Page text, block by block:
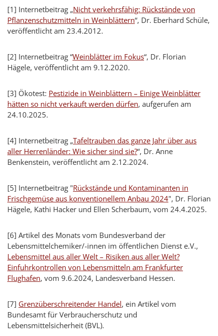
[1] Internetbeitrag „Nicht verkehrsfähig: Rückstände von
Pflanzenschutzmitteln in Weinblättern“, Dr. Eberhard Schüle,
veröffentlicht am 23.4.2012.
[2] Internetbeitrag “Weinblätter im Fokus“, Dr. Florian
Hägele, veröffentlicht am 9.12.2020.
[3] Ökotest: Pestizide in Weinblättern – Einige Weinblätter
hätten so nicht verkauft werden dürfen, aufgerufen am
24.10.2025.
[4] Internetbeitrag „Tafeltrauben das ganze Jahr über aus
aller Herrenländer: Wie sicher sind sie?“, Dr. Anne
Benkenstein, veröffentlicht am 2.12.2024.
[5] Internetbeitrag "Rückstände und Kontaminanten in
Frischgemüse aus konventionellem Anbau 2024", Dr. Florian
Hägele, Kathi Hacker und Ellen Scherbaum, vom 24.4.2025.
[6] Artikel des Monats vom Bundesverband der
Lebensmittelchemiker/-innen im öffentlichen Dienst e.V.,
Lebensmittel aus aller Welt – Risiken aus aller Welt?
Einfuhrkontrollen von Lebensmitteln am Frankfurter
Flughafen, vom 9.6.2024, Landesverband Hessen.
[7] Grenzüberschreitender Handel, ein Artikel vom
Bundesamt für Verbraucherschutz und
Lebensmittelsicherheit (BVL).